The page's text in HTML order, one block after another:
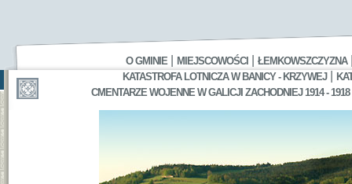
O GMINIE MIEJSCOWOŚCI ŁEMKOWSZCZYZNA
KATASTROFA LOTNICZA W BANICY - KRZYWEJ|
CMENTARZE WOJENNE W GALICJI ZACHODNIEJ 1914 - 1918